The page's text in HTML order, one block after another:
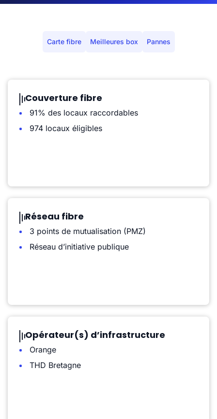
Carte fibre Meilleures box Pannes
Couverture fibre
91% des locaux raccordables
974 locaux éligibles
Réseau fibre
3 points de mutualisation (PMZ)
Réseau d’initiative publique
Opérateur(s) d’infrastructure
Orange
THD Bretagne